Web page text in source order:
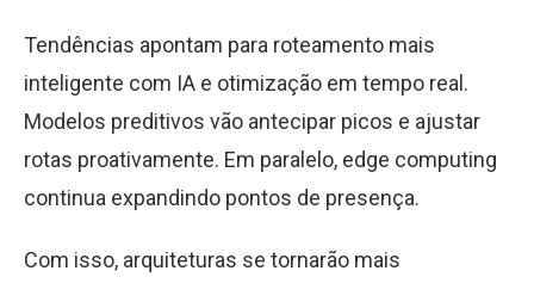
Tendências apontam para roteamento mais
inteligente com IA e otimização em tempo real.
Modelos preditivos vão antecipar picos e ajustar
rotas proativamente. Em paralelo, edge computing
continua expandindo pontos de presença.
Com isso, arquiteturas se tornarão mais